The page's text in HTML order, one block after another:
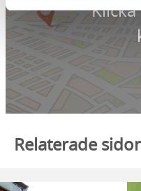
Relaterade sidor